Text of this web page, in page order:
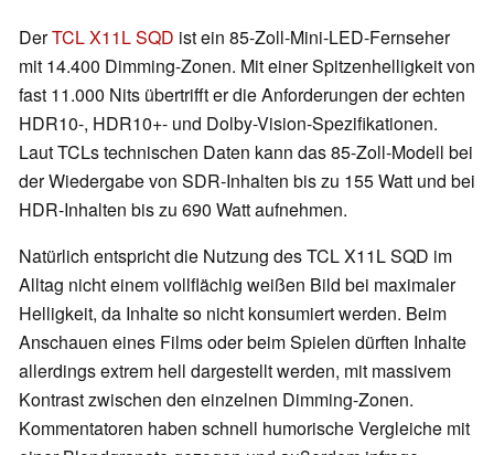
DerTCL X11L SQD ist ein 85-Zoll-Mini-LED-Fernseher
mit 14.400 Dimming-Zonen. Mit einer Spitzenhelligkeit von
fast 11.000 Nits übertrifft er die Anforderungen der echten
HDR10-, HDR10+- und Dolby-Vision-Spezifikationen.
Laut TCLs technischen Daten kann das 85-Zoll-Modell bei
der Wiedergabe von SDR-Inhalten bis zu 155 Watt und bei
HDR-Inhalten bis zu 690 Watt aufnehmen.
Natürlich entspricht die Nutzung des TCL X11L SQD im
Alltag nicht einem vollflächig weißen Bild bei maximaler
Helligkeit, da Inhalte so nicht konsumiert werden. Beim
Anschauen eines Films oder beim Spielen dürften Inhalte
allerdings extrem hell dargestellt werden, mit massivem
Kontrast zwischen den einzelnen Dimming-Zonen.
Kommentatoren haben schnell humorische Vergleiche mit